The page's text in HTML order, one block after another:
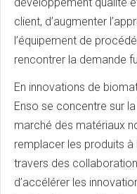
développement qualité
client, d’augmenter
l’équipement de
rencontrer la demande
En innovations de
Enso se concentre sur
marché des matériaux
remplacer les produits
travers des
d’accélérer les